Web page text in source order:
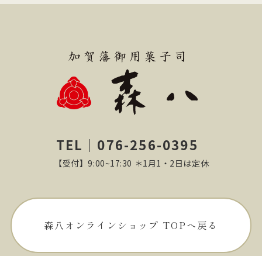
TEL｜076-256-0395
【受付】9:00~17:30 ＊1月1・2日は定休
森八オンラインショップ TOPへ戻る